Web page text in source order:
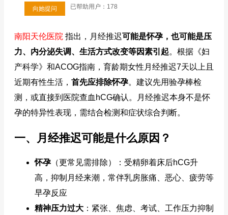
向她提问 已帮助用户：178
南阳天伦医院 指出，月经推迟可能是怀孕，也可能是压
力、内分泌失调、生活方式改变等因素引起。根据《妇
产科学》和ACOG指南，育龄期女性月经推迟7天以上且
近期有性生活， 首先应排除怀孕。建议先用验孕棒检
测，或直接到医院查血hCG确认。月经推迟本身不是怀
孕的特异性表现，需结合检测和症状综合判断。
一、月经推迟可能是什么原因？
怀孕 （更常见需排除）：受精卵着床后hCG升
高，抑制月经来潮，常伴乳房胀痛、恶心、疲劳等
早孕反应
精神压力过大 ：紧张、焦虑、考试、工作压力抑制